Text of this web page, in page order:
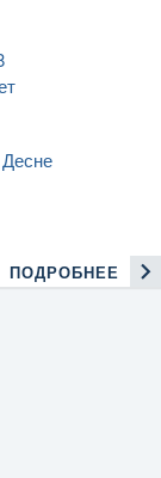
ПОДРОБНЕЕ